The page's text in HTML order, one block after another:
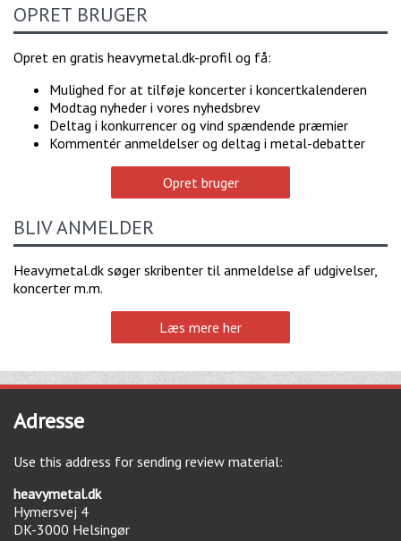
OPRET BRUGER
Opret en gratis heavymetal.dk-profil og få:
Mulighed for at tilføje koncerter i koncertkalenderen
Modtag nyheder i vores nyhedsbrev
Deltag i konkurrencer og vind spændende præmier
Kommentér anmeldelser og deltag i metal-debatter
Opret bruger
BLIV ANMELDER
Heavymetal.dk søger skribenter til anmeldelse af udgivelser,
koncerter m.m.
Læs mere her
Adresse
Use this address for sending review material:
heavymetal.dk
Hymersvej 4
DK-3000 Helsingør